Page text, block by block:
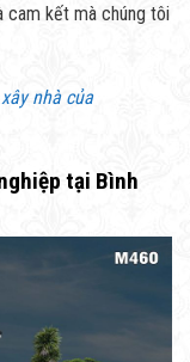
cam kết mà chúng tôi
nhà của
tại Bình